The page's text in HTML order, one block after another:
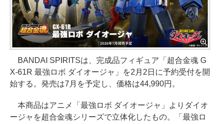
BANDAI SPIRITSは、完成品フィギュア「超合金魂 G
X-61R 最強ロボ ダイオージャ」を2月2日に予約受付を開
始する。発売は7月を予定し、価格は44,990円。
本商品はアニメ「最強ロボ ダイオージャ」よりダイオ
ージャを超合金魂シリーズで立体化したもの。「最強ロ